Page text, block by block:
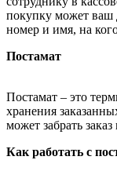
покупку может ваш
номер и имя, на
Постамат
Постамат – это
хранения
может забрать
Как работать с